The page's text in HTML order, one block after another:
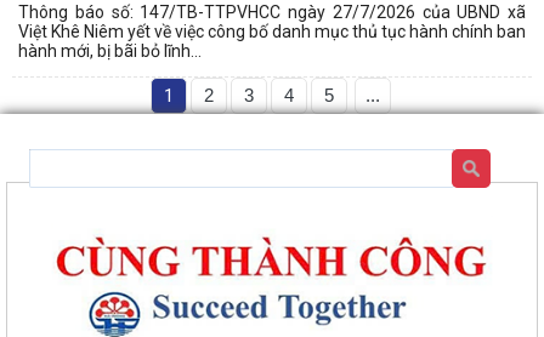
Thông báo số: 147/TB-TTPVHCC ngày 27/7/2026 của UBND xã
Việt Khê Niêm yết về việc công bố danh mục thủ tục hành chính ban
hành mới, bị bãi bỏ lĩnh...
1 2 3 4 5 ...